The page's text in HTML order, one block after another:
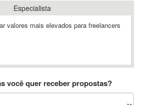
Especialista
valores mais elevados para freelancers
você quer receber propostas?